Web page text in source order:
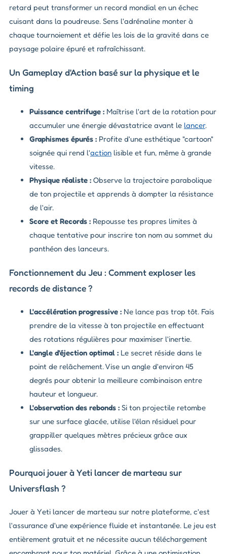
retard peut transformer un record mondial en un échec
cuisant dans la poudreuse. Sens l'adrénaline monter à
chaque tournoiement et défie les lois de la gravité dans ce
paysage polaire épuré et rafraîchissant.
Un Gameplay d'Action basé sur la physique et le
timing
Puissance centrifuge : Maîtrise l'art de la rotation pour
accumuler une énergie dévastatrice avant le lancer.
Graphismes épurés : Profite d'une esthétique "cartoon"
soignée qui rend l'action lisible et fun, même à grande
vitesse.
Physique réaliste : Observe la trajectoire parabolique
de ton projectile et apprends à dompter la résistance
de l'air.
Score et Records : Repousse tes propres limites à
chaque tentative pour inscrire ton nom au sommet du
panthéon des lanceurs.
Fonctionnement du Jeu : Comment exploser les
records de distance ?
L'accélération progressive : Ne lance pas trop tôt. Fais
prendre de la vitesse à ton projectile en effectuant
des rotations régulières pour maximiser l'inertie.
L'angle d'éjection optimal : Le secret réside dans le
point de relâchement. Vise un angle d'environ 45
degrés pour obtenir la meilleure combinaison entre
hauteur et longueur.
L'observation des rebonds : Si ton projectile retombe
sur une surface glacée, utilise l'élan résiduel pour
grappiller quelques mètres précieux grâce aux
glissades.
Pourquoi jouer à Yeti lancer de marteau sur
Universflash ?
Jouer à Yeti lancer de marteau sur notre plateforme, c'est
l'assurance d'une expérience fluide et instantanée. Le jeu est
entièrement gratuit et ne nécessite aucun téléchargement